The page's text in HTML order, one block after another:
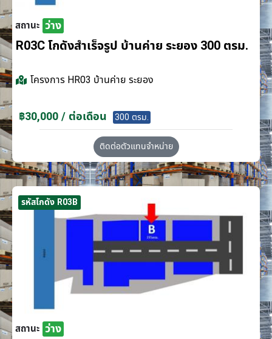
สถานะ ว่าง
R03C โกดังสำเร็จรูป บ้านค่าย ระยอง 300 ตรม.
โครงการ HR03 บ้านค่าย ระยอง
฿30,000 / ต่อเดือน 300 ตรม.
ติดต่อตัวแทนจำหน่าย
รหัสโกดัง R03B
สถานะ ว่าง